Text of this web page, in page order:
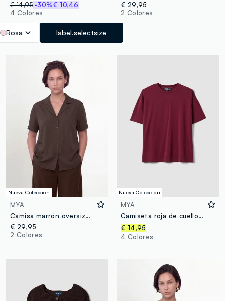
€ 14,95-30%€ 10,46
4 Colores
Rosa label.selectsize
€ 29,95
2 Colores
Nueva Colección
MYA
Camisa marrón oversize de mezcla de viscosa de manga corta
€ 29,95
2 Colores
Nueva Colección
MYA
Camiseta roja de cuello redondo en mezcla de algodón y modal elástico, corte regular
€ 14,95
4 Colores